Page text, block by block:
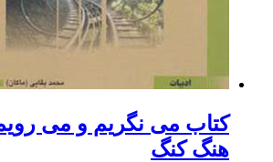
کتاب می نگریم و می رویم
هنگ کنگ